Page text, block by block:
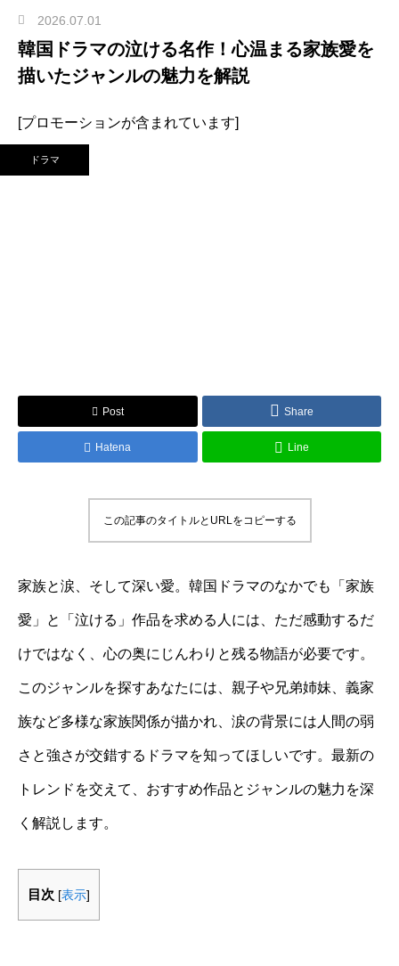
2026.07.01
韓国ドラマの泣ける名作！心温まる家族愛を
描いたジャンルの魅力を解説
[プロモーションが含まれています]
ドラマ
Post Share
Hatena Line
この記事のタイトルとURLをコピーする
家族と涙、そして深い愛。韓国ドラマのなかでも「家族
愛」と「泣ける」作品を求める人には、ただ感動するだ
けではなく、心の奥にじんわりと残る物語が必要です。
このジャンルを探すあなたには、親子や兄弟姉妹、義家
族など多様な家族関係が描かれ、涙の背景には人間の弱
さと強さが交錯するドラマを知ってほしいです。最新の
トレンドを交えて、おすすめ作品とジャンルの魅力を深
く解説します。
目次 [表示]